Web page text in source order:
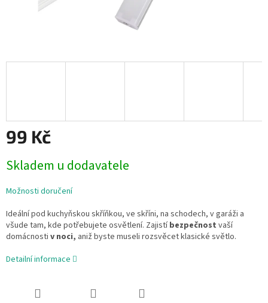
99 Kč
cena:
Skladem u dodavatele
Možnosti doručení
Ideální pod kuchyňskou skříňkou, ve skříni, na schodech, v garáži a
všude tam, kde potřebujete osvětlení. Zajistíbezpečnost vaší
domácnosti v noci, aniž byste museli rozsvěcet klasické světlo.
Detailní informace